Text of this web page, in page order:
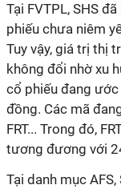
Tại FVTPL, SHS
phiếu chưa niêm
Tuy vậy, giá trị thị
không đổi nhờ xu
cổ phiếu đang
đồng. Các mã
FRT... Trong đó,
tương đương với
Tại danh mục